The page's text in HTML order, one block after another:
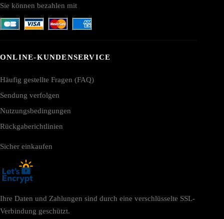
Sie können bezahlen mit
ONLINE-KUNDENSERVICE
Häufig gestellte Fragen (FAQ)
Sendung verfolgen
Nutzungsbedingungen
Rückgaberichtlinien
Sicher einkaufen
Ihre Daten und Zahlungen sind durch eine verschlüsselte SSL-
Verbindung geschützt.